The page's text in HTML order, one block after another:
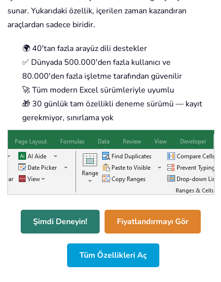
sunar. Yukarıdaki özellik, içerilen zaman kazandıran
araçlardan sadece biridir.
🌍 40'tan fazla arayüz dili destekler
✅ Dünyada 500.000'den fazla kullanıcı ve
80.000'den fazla işletme tarafından güvenilir
🚀 Tüm modern Excel sürümleriyle uyumlu
🎁 30 günlük tam özellikli deneme sürümü — kayıt
gerekmiyor, sınırlama yok
Şimdi Deneyin! Fiyatlandırmayı Gör
Tüm Özellikleri Aç